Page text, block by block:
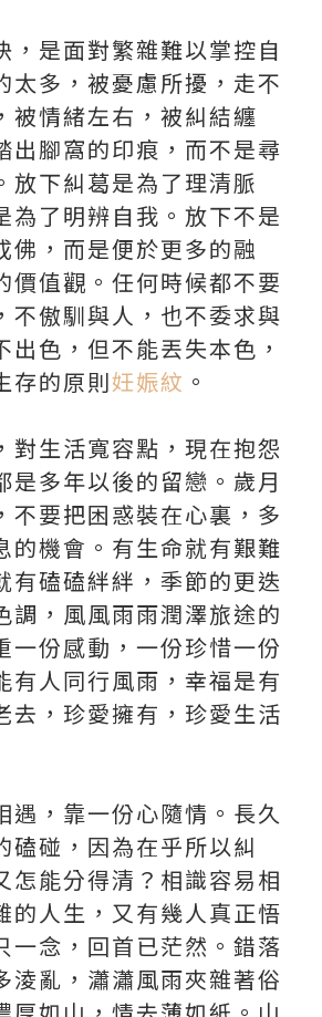
，是面對繁雜難以掌控自
太多，被憂慮所擾，走不
被情緒左右，被糾結纏
出腳窩的印痕，而不是尋
放下糾葛是為了理清脈
為了明辨自我。放下不是
佛，而是便於更多的融
價值觀。任何時候都不要
不傲馴與人，也不委求與
出色，但不能丟失本色，
存的原則妊娠紋 。
對生活寬容點，現在抱怨
是多年以後的留戀。歲月
不要把困惑裝在心裏，多
的機會。有生命就有艱難
有磕磕絆絆，季節的更迭
調，風風雨雨潤澤旅途的
一份感動，一份珍惜一份
有人同行風雨，幸福是有
去，珍愛擁有，珍愛生活
遇，靠一份心隨情。長久
磕碰，因為在乎所以糾
怎能分得清？相識容易相
的人生，又有幾人真正悟
一念，回首已茫然。錯落
淩亂，瀟瀟風雨夾雜著俗